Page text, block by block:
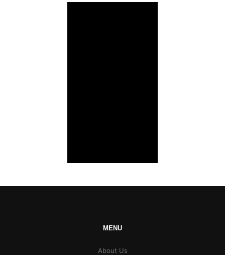
MENU
About Us